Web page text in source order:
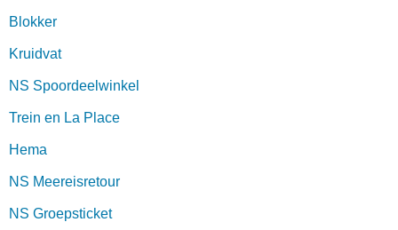
Blokker
Kruidvat
NS Spoordeelwinkel
Trein en La Place
Hema
NS Meereisretour
NS Groepsticket